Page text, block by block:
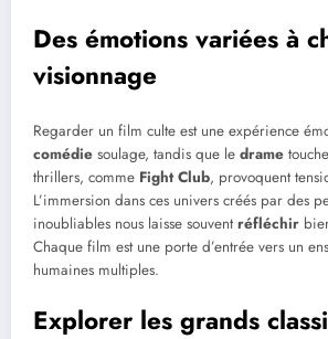
Des émotions variées à
visionnage
Regarder un film culte est une expérience
comédie soulage, tandis que le drame
thrillers, comme Fight Club, provoquent
L’immersion dans ces univers créés par des
inoubliables nous laisse souventréfléchir
Chaque film est une porte d’entrée vers un
humaines multiples.
Explorer les grands